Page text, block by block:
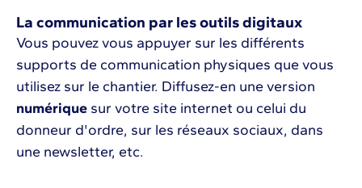
La communication par les outils digitaux
Vous pouvez vous appuyer sur les différents
supports de communication physiques que vous
utilisez sur le chantier. Diffusez-en une version
numérique sur votre site internet ou celui du
donneur d'ordre, sur les réseaux sociaux, dans
une newsletter, etc.